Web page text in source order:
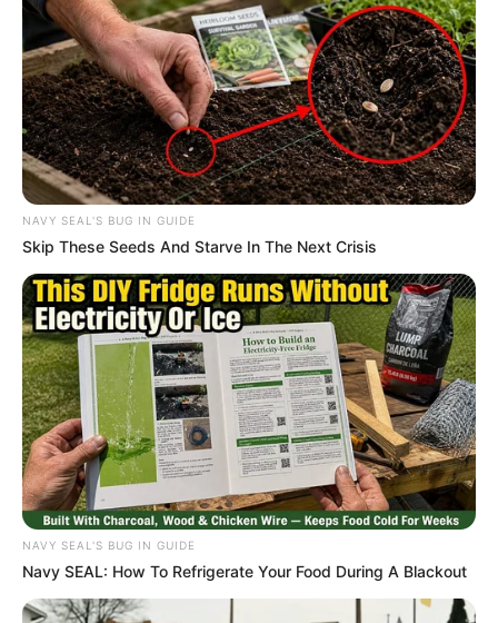
NAVY SEAL'S BUG IN GUIDE
Skip These Seeds And Starve In The Next Crisis
NAVY SEAL'S BUG IN GUIDE
Navy SEAL: How To Refrigerate Your Food During A Blackout